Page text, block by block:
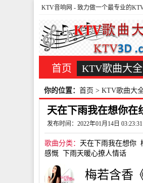
KTV音响网 - 致力做一个最专业的
首页 KTV歌曲大全
你的位置： 首页 > KTV歌曲大
天在下雨我在想你在
发布时间：2022年01月14日 03:23:31
歌曲分类： 天在下雨我在想你
感慨
下雨天暖心撩人情话
梅若含香